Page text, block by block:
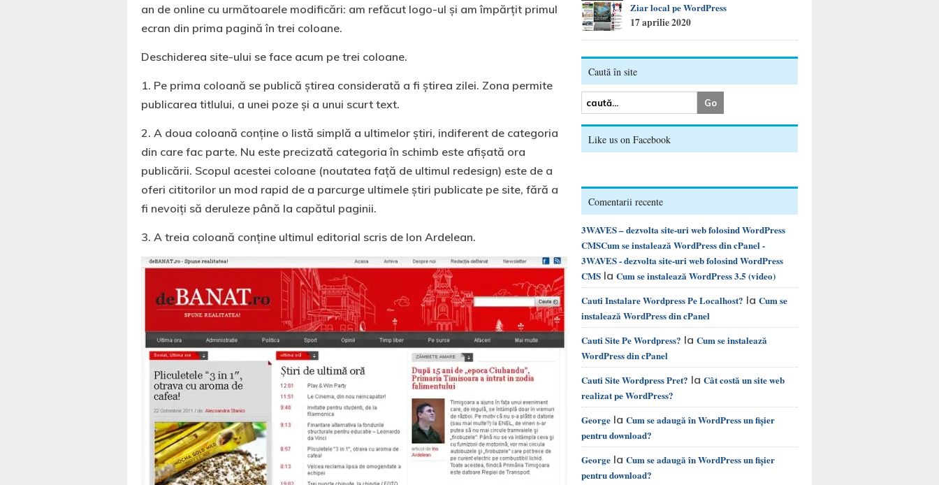
an de online cu următoarele modificări: am refăcut logo-ul şi am împărţit primul
ecran din prima pagină în trei coloane.
Deschiderea site-ului se face acum pe trei coloane.
1. Pe prima coloană se publică ştirea considerată a fi ştirea zilei. Zona permite
publicarea titlului, a unei poze şi a unui scurt text.
2. A doua coloană conţine o listă simplă a ultimelor ştiri, indiferent de categoria
din care fac parte. Nu este precizată categoria în schimb este afişată ora
publicării. Scopul acestei coloane (noutatea faţă de ultimul redesign) este de a
oferi cititorilor un mod rapid de a parcurge ultimele ştiri publicate pe site, fără a
fi nevoiţi să deruleze până la capătul paginii.
3. A treia coloană conţine ultimul editorial scris de Ion Ardelean.
Ziar local pe WordPress
17 aprilie 2020
Caută în site
Like us on Facebook
Comentarii recente
3WAVES – dezvolta site-uri web folosind WordPress
CMSCum se instalează WordPress din cPanel -
3WAVES - dezvolta site-uri web folosind WordPress
CMS la Cum se instalează WordPress 3.5 (video)
Cauti Instalare Wordpress Pe Localhost? la Cum se
instalează WordPress din cPanel
Cauti Site Pe Wordpress? la Cum se instalează
WordPress din cPanel
Cauti Site Wordpress Pret? la Cât costă un site web
realizat pe WordPress?
George la Cum se adaugă în WordPress un fișier
pentru download?
George la Cum se adaugă în WordPress un fișier
pentru download?